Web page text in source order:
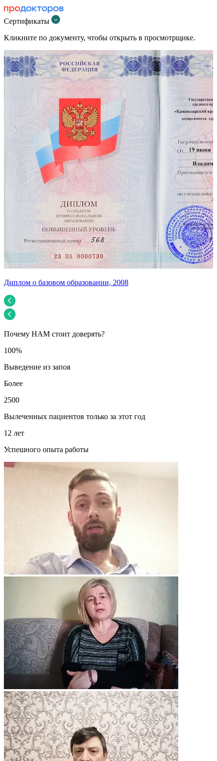
Сертификаты
Кликните по документу, чтобы открыть в просмотрщике.
Диплом о базовом образовании, 2008
Почему НАМ стоит доверять?
100%
Выведение из запоя
Более
2500
Вылеченных пациентов только за этот год
12 лет
Успешного опыта работы